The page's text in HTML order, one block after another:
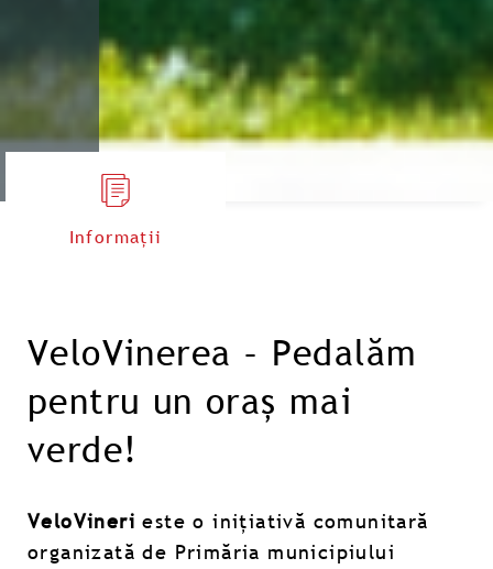
Informații
VeloVinerea – Pedalăm
pentru un oraș mai
verde!
VeloVineri este o inițiativă comunitară
organizată de Primăria municipiului